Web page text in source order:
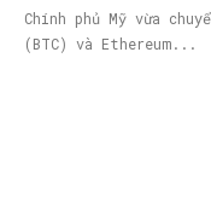
Chính phủ Mỹ vừa
(BTC) và Ethereum...